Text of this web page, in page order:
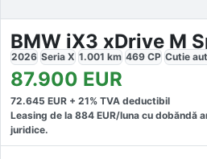
BMW iX3 xDrive M
2026 Seria X 1.001 km 469 CP Cutie
87.900 EUR
72.645 EUR + 21% TVA deductibil
Leasing de la 884 EUR/luna cu dobăndă
juridice.